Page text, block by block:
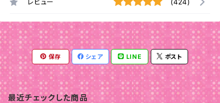
レビュー (424)
保存 シェア LINE ポスト
最近チェックした商品